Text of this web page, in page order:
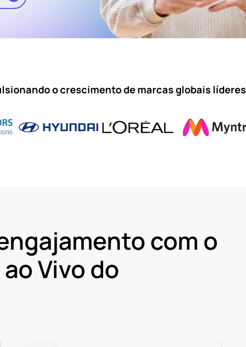
o crescimento de marcas globais líderes
com o
Vivo do